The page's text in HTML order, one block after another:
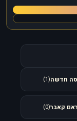
חדשה(
1
)
קאבר(
0
)